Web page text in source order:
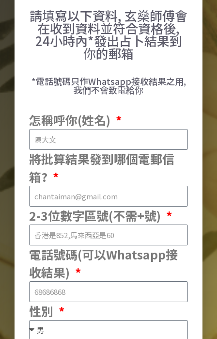
請填寫以下資料, 玄燊師傅會
在收到資料並符合資格後,
24小時內*發出占卜結果到
你的郵箱
*電話號碼只作Whatsapp接收結果之用,
我們不會致電給你
怎稱呼你(姓名)
將批算結果發到哪個電郵信
箱?
2-3位數字區號(不需+號)
電話號碼(可以Whatsapp接
收結果)
性別